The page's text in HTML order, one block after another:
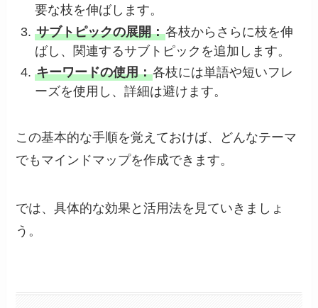
要な枝を伸ばします。
サブトピックの展開：各枝からさらに枝を伸
ばし、関連するサブトピックを追加します。
キーワードの使用：各枝には単語や短いフレ
ーズを使用し、詳細は避けます。
この基本的な手順を覚えておけば、どんなテーマ
でもマインドマップを作成できます。
では、具体的な効果と活用法を見ていきましょ
う。